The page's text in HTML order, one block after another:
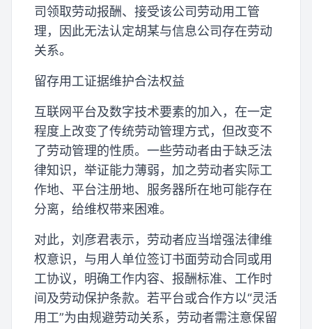
司领取劳动报酬、接受该公司劳动用工管
理，因此无法认定胡某与信息公司存在劳动
关系。
留存用工证据维护合法权益
互联网平台及数字技术要素的加入，在一定
程度上改变了传统劳动管理方式，但改变不
了劳动管理的性质。一些劳动者由于缺乏法
律知识，举证能力薄弱，加之劳动者实际工
作地、平台注册地、服务器所在地可能存在
分离，给维权带来困难。
对此，刘彦君表示，劳动者应当增强法律维
权意识，与用人单位签订书面劳动合同或用
工协议，明确工作内容、报酬标准、工作时
间及劳动保护条款。若平台或合作方以“灵活
用工”为由规避劳动关系，劳动者需注意保留